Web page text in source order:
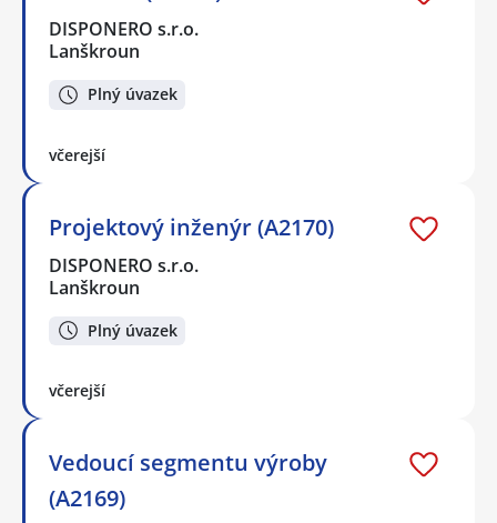
DISPONERO s.r.o.
Lanškroun
Plný úvazek
včerejší
Projektový inženýr (A2170)
DISPONERO s.r.o.
Lanškroun
Plný úvazek
včerejší
Vedoucí segmentu výroby
(A2169)